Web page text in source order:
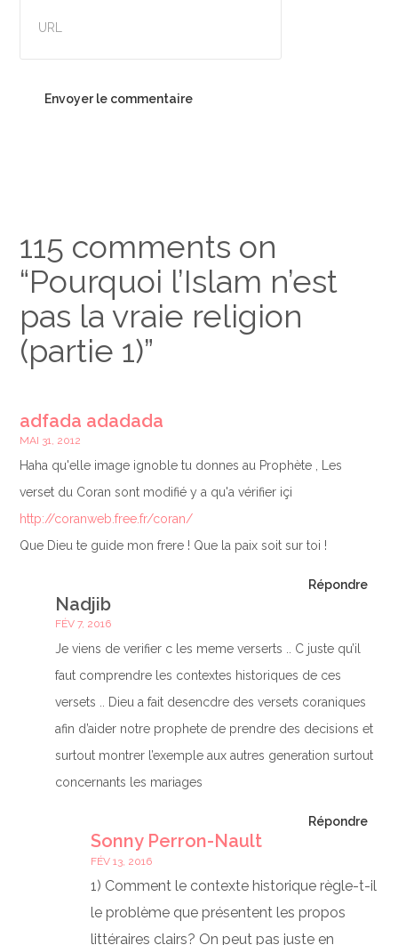
115 comments on
“Pourquoi l’Islam n’est
pas la vraie religion
(partie 1)”
adfada adadada
MAI 31, 2012
Haha qu'elle image ignoble tu donnes au Prophète , Les
verset du Coran sont modifié y a qu'a vérifier içi
http://coranweb.free.fr/coran/
Que Dieu te guide mon frere ! Que la paix soit sur toi !
Répondre
Nadjib
FÉV 7, 2016
Je viens de verifier c les meme verserts .. C juste qu’il
faut comprendre les contextes historiques de ces
versets .. Dieu a fait desencdre des versets coraniques
afin d’aider notre prophete de prendre des decisions et
surtout montrer l’exemple aux autres generation surtout
concernants les mariages
Répondre
Sonny Perron-Nault
FÉV 13, 2016
1) Comment le contexte historique règle-t-il
le problème que présentent les propos
littéraires clairs? On peut pas juste en